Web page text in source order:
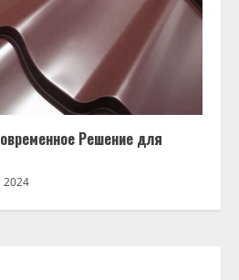
Решение для
2024